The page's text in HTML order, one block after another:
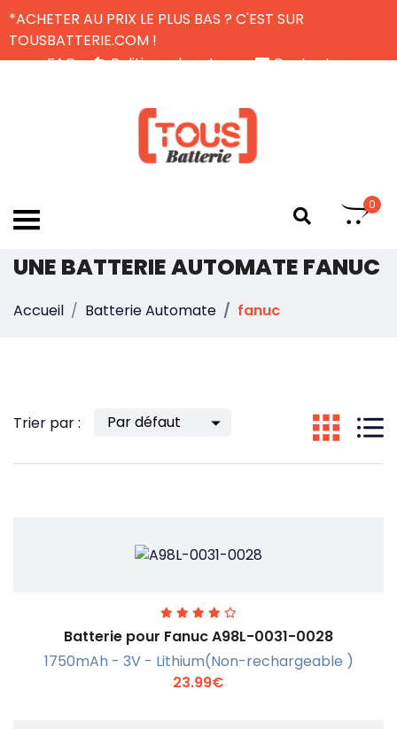
*ACHETER AU PRIX LE PLUS BAS ? C'EST SUR
TOUSBATTERIE.COM !
FAQ
Politique de retour
Contactez-nous
0
UNE BATTERIE AUTOMATE FANUC
Accueil Batterie Automate fanuc
Trier par :
Batterie pour Fanuc A98L-0031-0028
1750mAh - 3V - Lithium(Non-rechargeable )
23.99€